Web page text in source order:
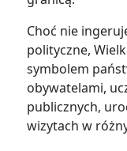
Choć nie
polityczne,
symbolem
obywatelami,
publicznych,
wizytach w